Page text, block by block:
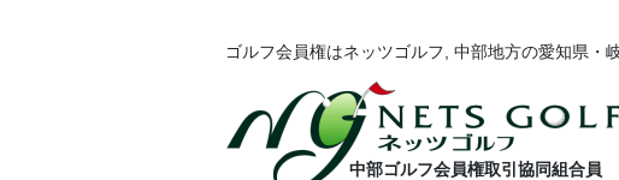
ゴルフ会員権はネッツゴルフ, 中部地方の愛知県
中部ゴルフ会員権取引協同組合員